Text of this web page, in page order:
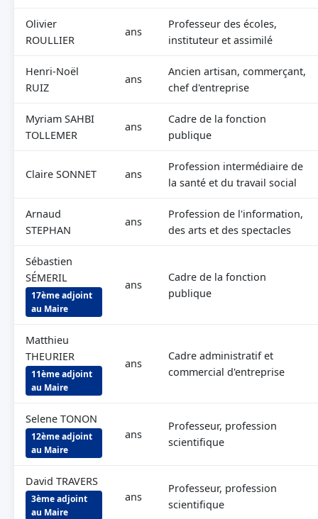
Olivier
ROULLIER
ans
Professeur des écoles,
instituteur et assimilé
Henri-Noël
RUIZ
ans
Ancien artisan, commerçant,
chef d'entreprise
Myriam SAHBI
TOLLEMER
ans
Cadre de la fonction
publique
Claire SONNET ans
Profession intermédiaire de
la santé et du travail social
Arnaud
STEPHAN
ans
Profession de l'information,
des arts et des spectacles
Sébastien
SÉMERIL
17ème adjoint
au Maire
ans
Cadre de la fonction
publique
Matthieu
THEURIER
11ème adjoint
au Maire
ans
Cadre administratif et
commercial d'entreprise
Selene TONON
12ème adjoint
au Maire
ans
Professeur, profession
scientifique
David TRAVERS
3ème adjoint
au Maire
ans
Professeur, profession
scientifique